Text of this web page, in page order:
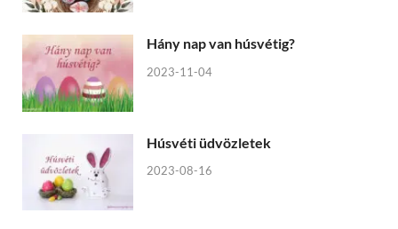
Hány nap van húsvétig?
2023-11-04
Húsvéti üdvözletek
2023-08-16